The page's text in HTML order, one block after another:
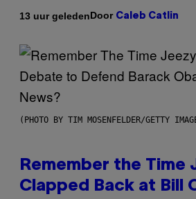
13 uur geledenDoor Caleb Catlin
(PHOTO BY TIM MOSENFELDER/GETTY
Remember the Time
Clapped Back at Bill